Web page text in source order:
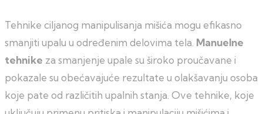
Tehnike ciljanog manipulisanja mišića mogu efikasno
smanjiti upalu u određenim delovima tela. Manuelne
tehnike za smanjenje upale su široko proučavane i
pokazale su obećavajuće rezultate u olakšavanju osoba
koje pate od različitih upalnih stanja. Ove tehnike, koje